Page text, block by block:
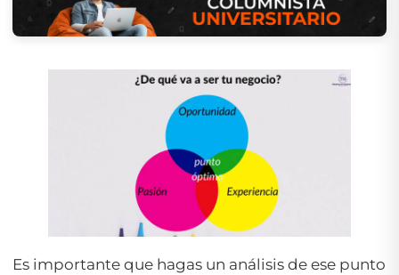
Es importante que hagas un análisis de ese punto